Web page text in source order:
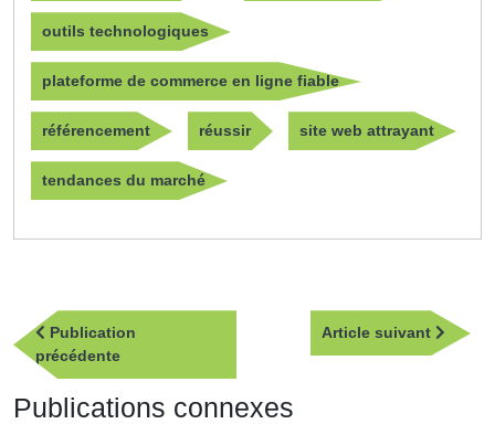
outils technologiques
plateforme de commerce en ligne fiable
référencement réussir site web attrayant
tendances du marché
Navigation
de
l’article
Publication
précédentePublication
précédente
Article suivant
Article
Publications connexes